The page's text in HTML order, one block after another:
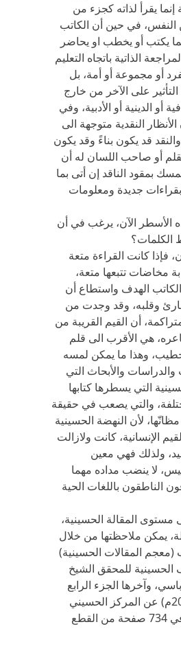
إنما يقرأ لذاته كجزء من
النفس، في حين أن الكاتب
يكتب أو يخطب او يحاضر
الذاتية باتجاه التعليم
أو مجموعة أو أمة، بل
على الآخر من خارج
أو الدينية أو الأدبية، وفي
الأنظار النقدية متوجهة الى
قد يكون بناءً وقد يكون
أو صاحب اللسان له أن
بمقود الناقد إن أتى بما
بقراءات جديدة ومعلومات
الأسطر الآن، يرغب في أن
الكلمات؟
فإذا كانت القراءة متعة
مخاضات تتبعها متعة،
الهدف واستطاع أن
وقلبه، وقد وجدت من
أن القيم القريبة من
هي الأقرب الى قلم
وهذا ما يمكن لمسه
والأبحاث التي
التي يسطرها كتابها
والتي يصعب في حقيقة
لأن النهضة الحسينية
الإنسانية، كانت ولازالت
ولذلك فهي معين
لا ينضب مداده مهما
الناطقون باللغات الحية
مستوى المقالة الحسينية،
يمكن ملاحظتها من خلال
(معجم المقالات الحسينية)
الحسينية للمحقق الشيخ
وآخرها الجزء الرابع
الصادر حديثا (2015م) عن المركز الحسيني
للدراسات بلندن في 734 صفحة من القطع